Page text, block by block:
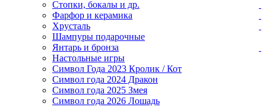
Стопки, бокалы и др.
Фарфор и керамика
Хрусталь
Шампуры подарочные
Янтарь и бронза
Настольные игры
Символ Года 2023 Кролик / Кот
Символ года 2024 Дракон
Символ года 2025 Змея
Символ года 2026 Лошадь